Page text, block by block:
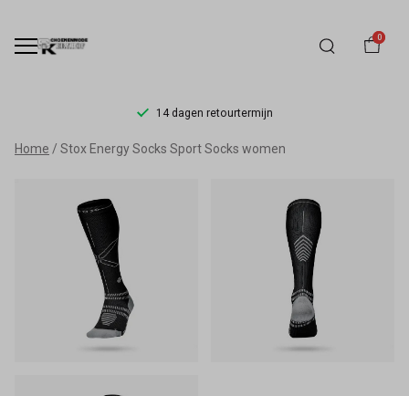
0
14 dagen retourtermijn
Stox
Energy
Socks
Socks
women
Home Stox Energy Socks Sport Socks women